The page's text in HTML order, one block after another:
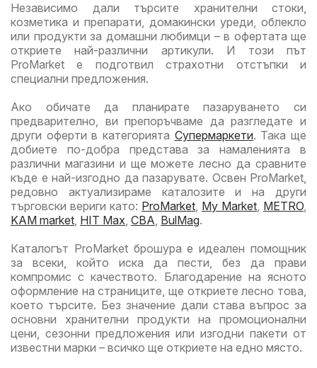
Независимо дали търсите хранителни стоки,
козметика и препарати, домакински уреди, облекло
или продукти за домашни любимци – в офертата ще
откриете най-различни артикули. И този път
ProMarket е подготвил страхотни отстъпки и
специални предложения.
Ако обичате да планирате пазаруването си
предварително, ви препоръчваме да разгледате и
други оферти в категорията Супермаркети. Така ще
добиете по-добра представа за намаленията в
различни магазини и ще можете лесно да сравните
къде е най-изгодно да пазарувате. Освен ProMarket,
редовно актуализираме каталозите и на други
търговски вериги като: ProMarket, My Market, METRO,
KAM market, HIT Max, CBA, BulMag.
Каталогът ProMarket брошура е идеален помощник
за всеки, който иска да пести, без да прави
компромис с качеството. Благодарение на ясното
оформление на страниците, ще откриете лесно това,
което търсите. Без значение дали става въпрос за
основни хранителни продукти на промоционални
цени, сезонни предложения или изгодни пакети от
известни марки – всичко ще откриете на едно място.